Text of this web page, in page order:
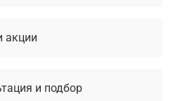
акции
и подбор